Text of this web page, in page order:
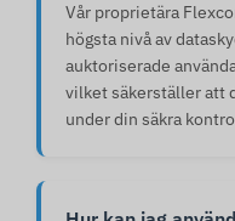
Vår proprietära
högsta nivå av
auktoriserade
vilket säkerställer att
under din säkra